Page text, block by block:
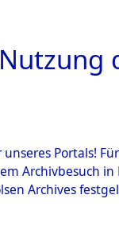
Portals!
Archivbesuch
Archives